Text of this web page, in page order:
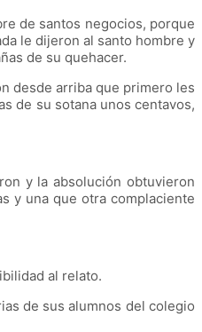
de santos negocios, porque
le dijeron al santo hombre y
de su quehacer.
desde arriba que primero les
de su sotana unos centavos,
y la absolución obtuvieron
y una que otra complaciente
al relato.
de sus alumnos del colegio